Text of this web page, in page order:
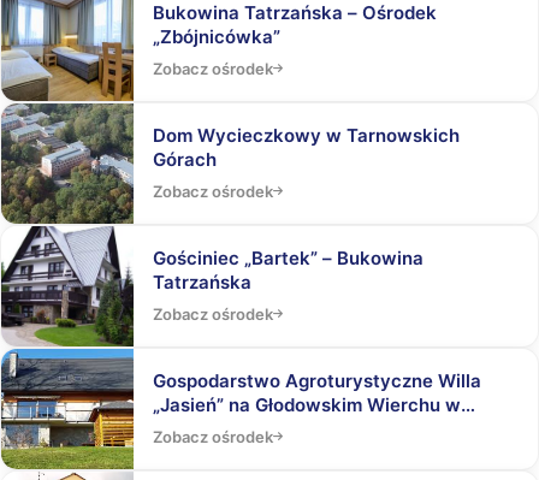
Bukowina Tatrzańska – Ośrodek
„Zbójnicówka”
Zobacz ośrodek
Dom Wycieczkowy w Tarnowskich
Górach
Zobacz ośrodek
Gościniec „Bartek” – Bukowina
Tatrzańska
Zobacz ośrodek
Gospodarstwo Agroturystyczne Willa
„Jasień” na Głodowskim Wierchu w
Bukowinie Tatrzańskiej
Zobacz ośrodek